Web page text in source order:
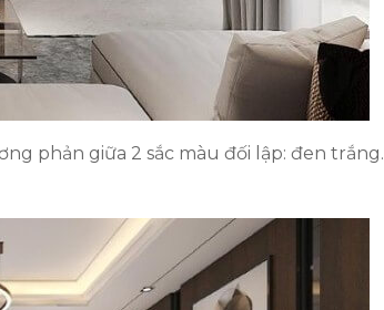
phản giữa 2 sắc màu đối lập: đen trắng.